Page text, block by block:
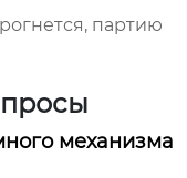
партию
механизма